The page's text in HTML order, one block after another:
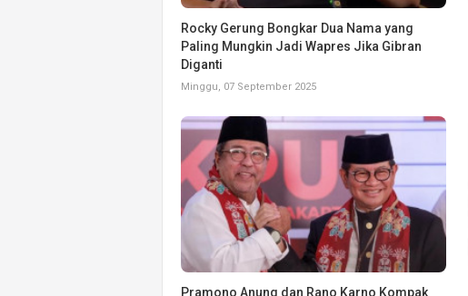
Rocky Gerung Bongkar Dua Nama yang
Paling Mungkin Jadi Wapres Jika Gibran
Diganti
Minggu, 07 September 2025
Pramono Anung dan Rano Karno Kompak